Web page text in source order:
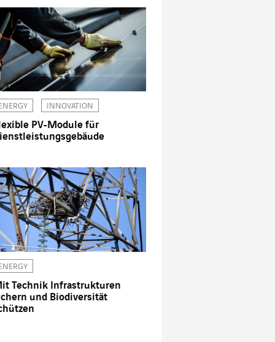
INNOVATION
PV-Module für
Technik Infrastrukturen
und Biodiversität